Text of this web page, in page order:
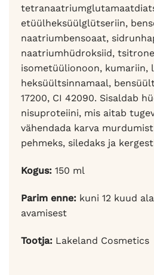
etüülheksüülglütseriin,
naatriumbensoaat,
naatriumhüdroksiid,
isometüülionoon, kumariin,
heksüültsinnamaal,
17200, CI 42090. Sisaldab
nisuproteiini, mis aitab
vähendada karva
pehmeks, siledaks ja
Kogus: 150 ml
Parim enne: kuni 12 kuud
avamisest
Tootja: Lakeland Cosmetics